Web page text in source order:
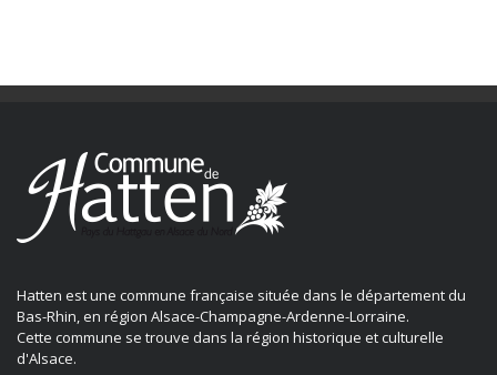
Hatten est une commune française située dans le département du
Bas-Rhin, en région Alsace-Champagne-Ardenne-Lorraine.
Cette commune se trouve dans la région historique et culturelle
d'Alsace.